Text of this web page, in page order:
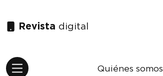
Revista digital
Quiénes somos